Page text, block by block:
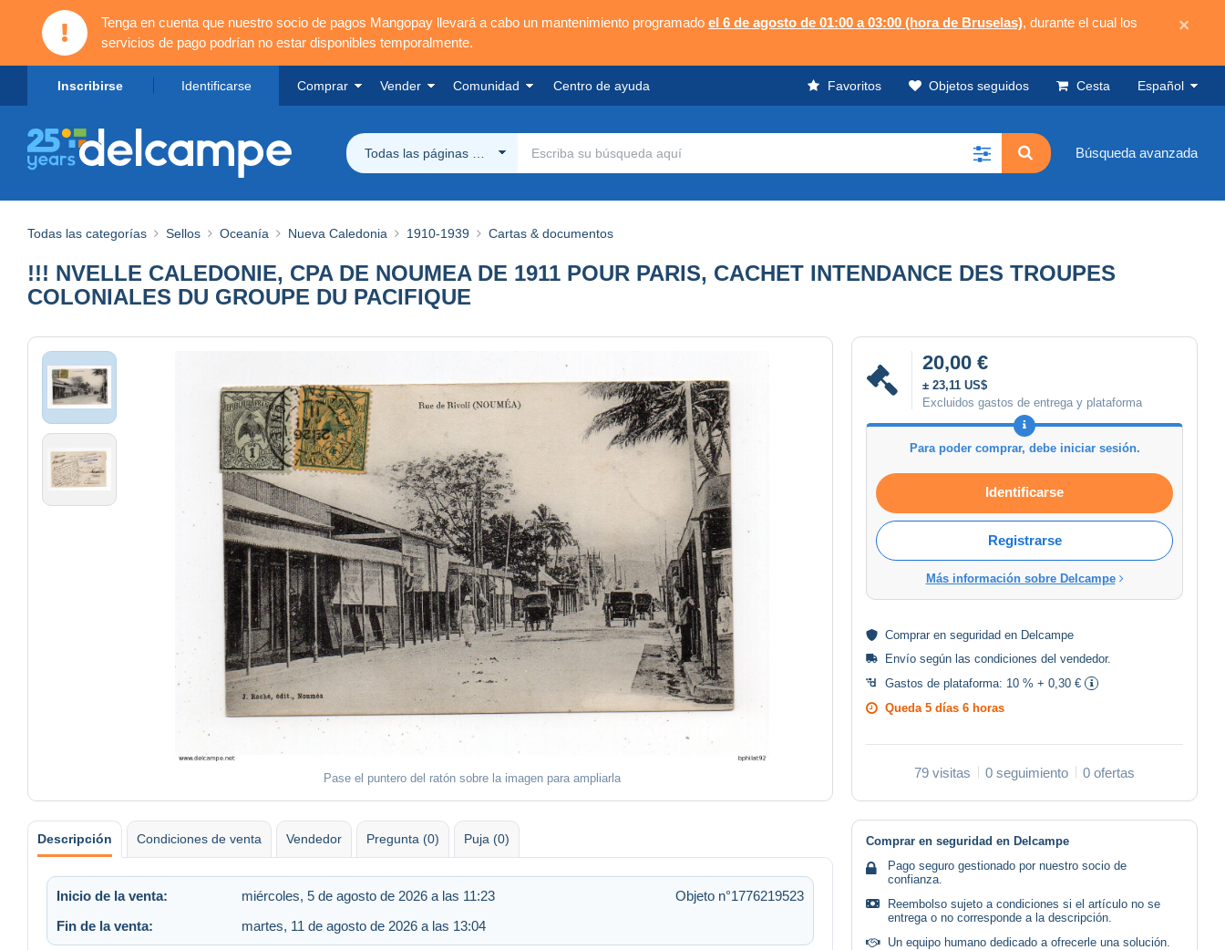
Tenga en cuenta que nuestro socio de pagos Mangopay llevará a cabo un mantenimiento programado el 6 de agosto de 01:00 a 03:00 (hora de Bruselas), durante el cual los
servicios de pago podrían no estar disponibles temporalmente.
×
Inscribirse Identificarse Comprar Vender Comunidad Centro de ayuda Favoritos Objetos seguidos Cesta Español
Todas las páginas Delcampe Búsqueda avanzada
Todas las categorías Sellos Oceanía Nueva Caledonia 1910-1939 Cartas & documentos
!!! NVELLE CALEDONIE, CPA DE NOUMEA DE 1911 POUR PARIS, CACHET INTENDANCE DES TROUPES
COLONIALES DU GROUPE DU PACIFIQUE
Pase el puntero del ratón sobre la imagen para ampliarla
20,00 €
± 23,11 US$
Excluidos gastos de entrega y plataforma
Para poder comprar, debe iniciar sesión.
Identificarse
Registrarse
Más información sobre Delcampe
Comprar en seguridad en Delcampe
Envío según las condiciones del vendedor.
Gastos de plataforma: 10 % + 0,30 €
Queda 5 días 6 horas
79 visitas 0 seguimiento 0 ofertas
Descripción Condiciones de venta Vendedor Pregunta (0) Puja (0)
Inicio de la venta: miércoles, 5 de agosto de 2026 a las 11:23
Objeto n°1776219523
Fin de la venta:
martes, 11 de agosto de 2026 a las 13:04
Comprar en seguridad en Delcampe
Pago seguro gestionado por nuestro socio de
confianza.
Reembolso sujeto a condiciones si el artículo no se
entrega o no corresponde a la descripción.
Un equipo humano dedicado a ofrecerle una solución.